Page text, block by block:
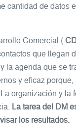
cantidad de datos
Comercial (
que llegan
agenda que se
y eficaz
organización y
La tarea del DM
los resultados.